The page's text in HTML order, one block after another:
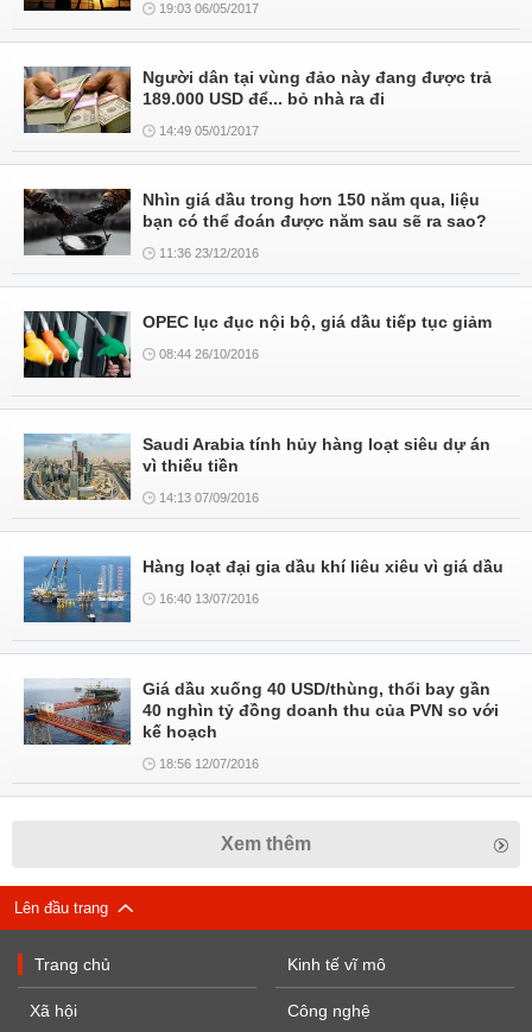
19:03 06/05/2017
Người dân tại vùng đảo này đang được trả
189.000 USD để... bỏ nhà ra đi
14:49 05/01/2017
Nhìn giá dầu trong hơn 150 năm qua, liệu
bạn có thể đoán được năm sau sẽ ra sao?
11:36 23/12/2016
OPEC lục đục nội bộ, giá dầu tiếp tục giảm
08:44 26/10/2016
Saudi Arabia tính hủy hàng loạt siêu dự án
vì thiếu tiền
14:13 07/09/2016
Hàng loạt đại gia dầu khí liêu xiêu vì giá dầu
16:40 13/07/2016
Giá dầu xuống 40 USD/thùng, thổi bay gần
40 nghìn tỷ đồng doanh thu của PVN so với
kế hoạch
18:56 12/07/2016
Xem thêm
Lên đầu trang
Trang chủ
Xã hội
Kinh tế vĩ mô
Công nghệ